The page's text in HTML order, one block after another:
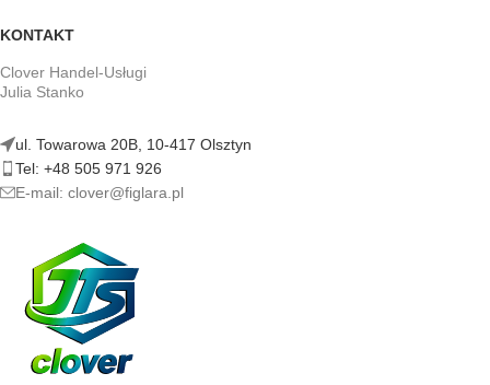
KONTAKT
Clover Handel-Usługi
Julia Stanko
ul. Towarowa 20B, 10-417 Olsztyn
Tel: +48 505 971 926
E-mail: clover@figlara.pl